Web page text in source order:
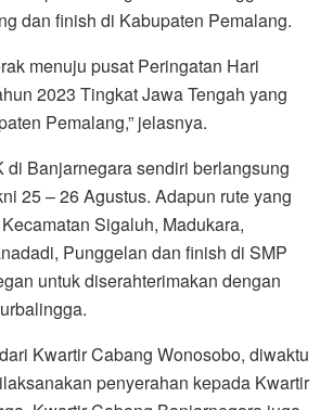
dan finish di Kabupaten Pemalang.
menuju pusat Peringatan Hari
2023 Tingkat Jawa Tengah yang
Pemalang,” jelasnya.
di Banjarnegara sendiri berlangsung
25 – 26 Agustus. Adapun rute yang
Sigaluh, Madukara,
Punggelan dan finish di SMP
untuk diserahterimakan dengan
Kwartir Cabang Wonosobo, diwaktu
penyerahan kepada Kwartir